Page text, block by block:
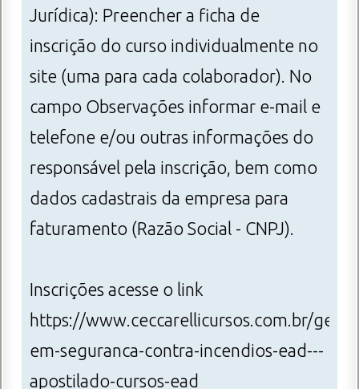
Jurídica): Preencher a ficha de
inscrição do curso individualmente no
site (uma para cada colaborador). No
campo Observações informar e-mail e
telefone e/ou outras informações do
responsável pela inscrição, bem como
dados cadastrais da empresa para
faturamento (Razão Social - CNPJ).
Inscrições acesse o link
https://www.ceccarellicursos.com.br/
em-seguranca-contra-incendios-ead---
apostilado-cursos-ead